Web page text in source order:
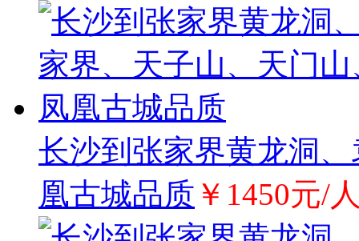
长沙到张家界黄龙洞
凰古城品质 ￥1450元/